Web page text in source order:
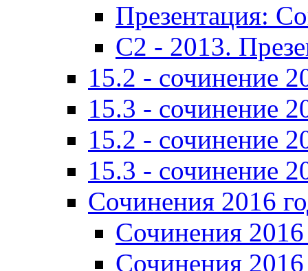
Презентация:
C2 - 2013.
15.2 - сочинение
15.3 - сочинение
15.2 - сочинение
15.3 - сочинение
Сочинения 2016
Сочинения
Сочинения